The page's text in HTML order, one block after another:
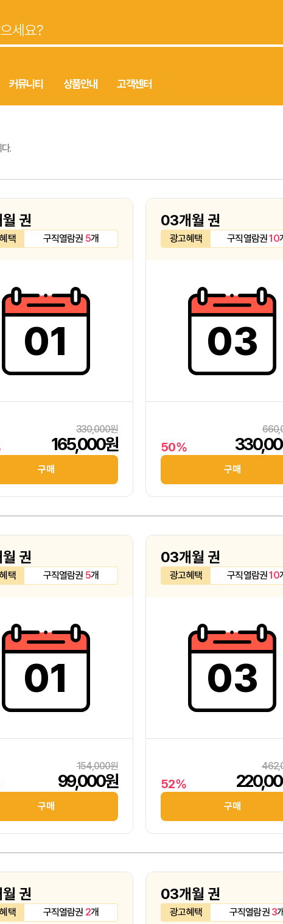
커뮤니티 상품안내 고객센터
.
권
택 구직열람권 5개
01
330,000원
165,000원
구매
03개월 권
광고혜택 구직열람권10
03
50%
구매
권
택 구직열람권 5개
01
154,000원
99,000원
구매
03개월 권
광고혜택 구직열람권10
03
52%
구매
권
택 구직열람권 2개
03개월 권
광고혜택 구직열람권 3개